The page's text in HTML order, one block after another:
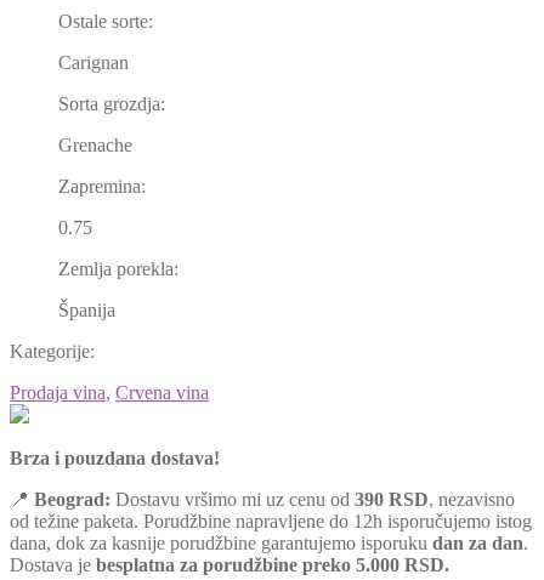
Ostale sorte:
Carignan
Sorta grozdja:
Grenache
Zapremina:
0.75
Zemlja porekla:
Španija
Kategorije:
Prodaja vina, Crvena vina
Brza i pouzdana dostava!
📍 Beograd: Dostavu vršimo mi uz cenu od 390 RSD, nezavisno
od težine paketa. Porudžbine napravljene do 12h isporučujemo istog
dana, dok za kasnije porudžbine garantujemo isporuku dan za dan.
Dostava je besplatna za porudžbine preko 5.000 RSD.